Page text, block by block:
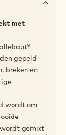
met
gepeld
breken en
wordt om
wordt gemixt